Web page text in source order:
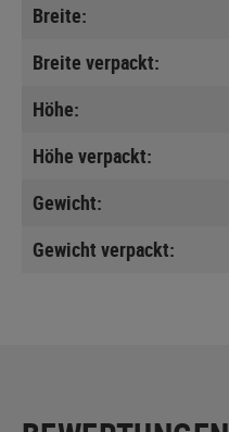
Breite:
Breite verpackt:
Höhe:
Höhe verpackt:
Gewicht:
Gewicht verpackt: